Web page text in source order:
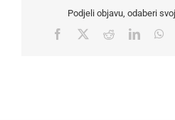
Podjeli objavu, odaberi
Facebook RedditLinkedIn